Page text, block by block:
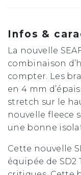
Infos &
La nouvelle
combinaison
compter. Les
en 4 mm
stretch sur le
nouvelle fleece
une bonne
Cette nouvelle
équipée de SD2